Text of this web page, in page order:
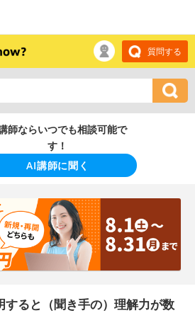
質問する
師ならいつでも相談可能で
す！
AI講師に聞く
すると（聞き手の）理解力が数